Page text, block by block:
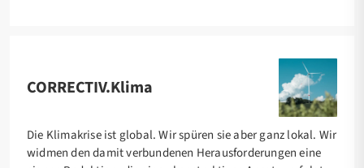
CORRECTIV.Klima
Die Klimakrise ist global. Wir spüren sie aber ganz lokal. Wir
widmen den damit verbundenen Herausforderungen eine